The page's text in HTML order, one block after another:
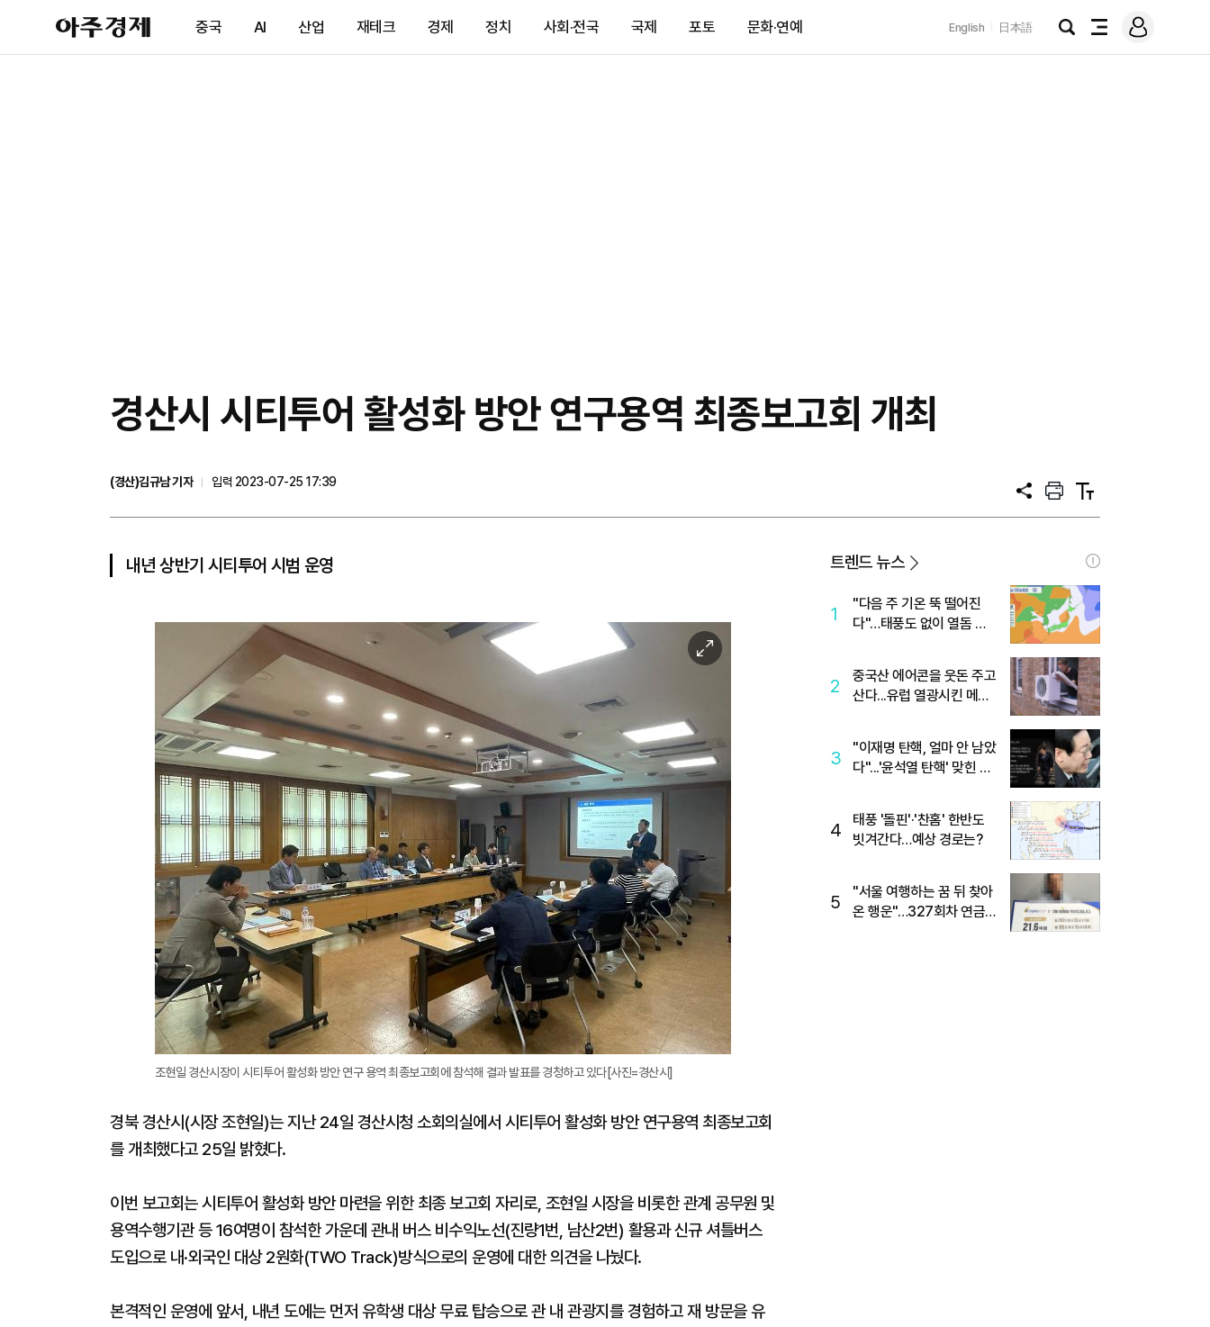
아
주
제
중국 AI 산업 재테크 경제 정치 사회·전국 국제 포토 문화·연예 English 日本語
검
전
메
그
경산시 시티투어 활성화 방안 연구용역 최종보고회 개최
(경산)김규남 기자
입력 2023-07-25 17:39
공
프
트
텍
트
내년 상반기 시티투어 시범 운영
이
미
확
대
조현일 경산시장이 시티투어 활성화 방안 연구 용역 최종보고회에 참석해 결과 발표를 경청하고 있다[사진=경산시]
경북 경산시(시장 조현일)는 지난 24일 경산시청 소회의실에서 시티투어 활성화 방안 연구용역 최종보고회
를 개최했다고 25일 밝혔다.
이번 보고회는 시티투어 활성화 방안 마련을 위한 최종 보고회 자리로, 조현일 시장을 비롯한 관계 공무원 및
용역수행기관 등 16여명이 참석한 가운데 관내 버스 비수익노선(진량1번, 남산2번) 활용과 신규 셔틀버스
도입으로 내·외국인 대상 2원화(TWO Track)방식으로의 운영에 대한 의견을 나눴다.
본격적인 운영에 앞서, 내년 도에는 먼저 유학생 대상 무료 탑승으로 관 내 관광지를 경험하고 재 방문을 유
트렌드 뉴스
1
"다음 주 기온 뚝 떨어진
다"…태풍도 없이 열돔 박
2
중국산 에어콘을 웃돈 주고
산다...유럽 열광시킨 메이
3
"이재명 탄핵, 얼마 안 남았
다"...'윤석열 탄핵' 맞힌 무
4
태풍 '돌핀'·'찬홈' 한반도
빗겨간다…예상 경로는?
5
"서울 여행하는 꿈 뒤 찾아
온 행운"…327회차 연금